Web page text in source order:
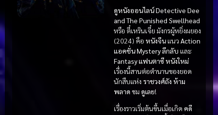
ดูหนังออนไลน์Detective Dee
and The Punished Swellhead
หรือ ตี๋เหรินเจี๋ย มังกรผู้หยิ่งผยอง
(2024) คือ หนังจีน แนว Action
แอคชั่นMystery ลึกลับ และ
Fantasy แฟนตาซีหนังใหม่
เรื่องนี้สานต่อตำนานของยอด
นักสืบแห่ง ราชวงศ์ถัง ห้าม
พลาด ชม ดูเลย!
เรื่องราวเริ่มต้นขึ้นเมื่อเกิด คดี